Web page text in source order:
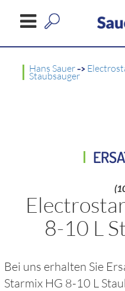
Hans Sauer->
Staubsauger
8-10 L
Bei uns erhalten Sie
Starmix HG 8-10 L